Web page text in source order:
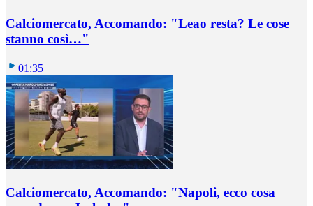
Calciomercato, Accomando: "Leao resta? Le cose
stanno così…"
01:35
Calciomercato, Accomando: "Napoli, ecco cosa